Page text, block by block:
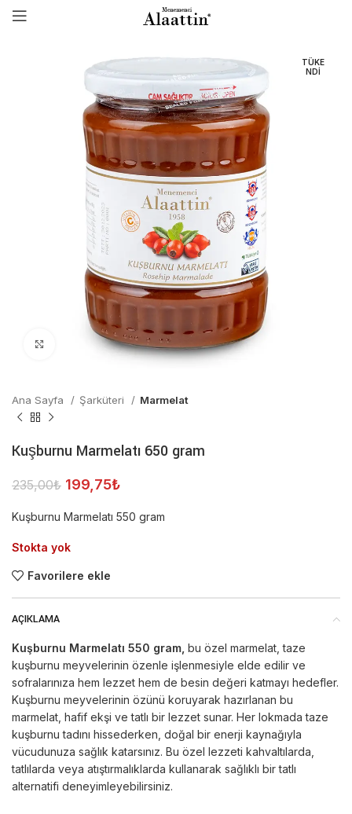
TÜKE
NDI
Click to enlarge
Ana Sayfa Şarküteri Marmelat
Kuşburnu Marmelatı 650 gram
235,00₺ 199,75₺
Kuşburnu Marmelatı 550 gram
Stokta yok
Favorilere ekle
AÇIKLAMA
Kuşburnu Marmelatı 550 gram, bu özel marmelat, taze
kuşburnu meyvelerinin özenle işlenmesiyle elde edilir ve
sofralarınıza hem lezzet hem de besin değeri katmayı hedefler.
Kuşburnu meyvelerinin özünü koruyarak hazırlanan bu
marmelat, hafif ekşi ve tatlı bir lezzet sunar. Her lokmada taze
kuşburnu tadını hissederken, doğal bir enerji kaynağıyla
vücudunuza sağlık katarsınız. Bu özel lezzeti kahvaltılarda,
tatlılarda veya atıştırmalıklarda kullanarak sağlıklı bir tatlı
alternatifi deneyimleyebilirsiniz.